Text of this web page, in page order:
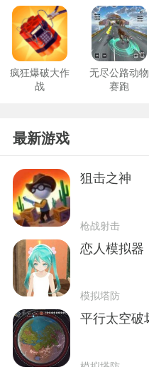
疯狂爆破大作
战
无尽公路动物
赛跑
最新游戏
狙击之神
枪战射击
恋人模拟器
模拟塔防
平行太空破